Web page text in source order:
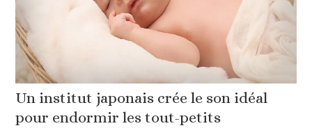
Un institut japonais crée le son idéal
pour endormir les tout-petits